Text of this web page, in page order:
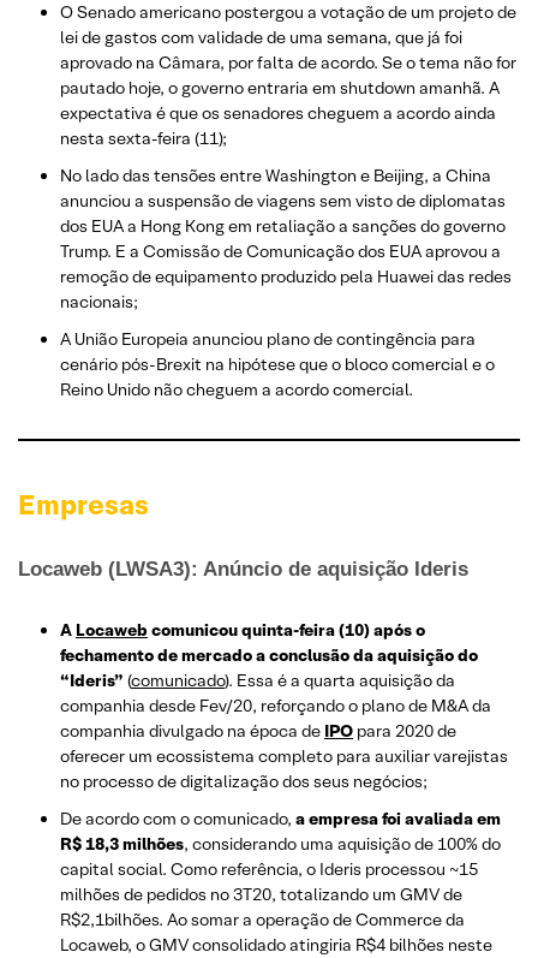
O Senado americano postergou a votação de um projeto de
lei de gastos com validade de uma semana, que já foi
aprovado na Câmara, por falta de acordo. Se o tema não for
pautado hoje, o governo entraria em shutdown amanhã. A
expectativa é que os senadores cheguem a acordo ainda
nesta sexta-feira (11);
No lado das tensões entre Washington e Beijing, a China
anunciou a suspensão de viagens sem visto de diplomatas
dos EUA a Hong Kong em retaliação a sanções do governo
Trump. E a Comissão de Comunicação dos EUA aprovou a
remoção de equipamento produzido pela Huawei das redes
nacionais;
A União Europeia anunciou plano de contingência para
cenário pós-Brexit na hipótese que o bloco comercial e o
Reino Unido não cheguem a acordo comercial.
Empresas
Locaweb (LWSA3): Anúncio de aquisição Ideris
A Locaweb comunicou quinta-feira (10) após o
fechamento de mercado a conclusão da aquisição do
“Ideris” (comunicado). Essa é a quarta aquisição da
companhia desde Fev/20, reforçando o plano de M&A da
companhia divulgado na época de IPO para 2020 de
oferecer um ecossistema completo para auxiliar varejistas
no processo de digitalização dos seus negócios;
De acordo com o comunicado, a empresa foi avaliada em
R$ 18,3 milhões, considerando uma aquisição de 100% do
capital social. Como referência, o Ideris processou ~15
milhões de pedidos no 3T20, totalizando um GMV de
R$2,1bilhões. Ao somar a operação de Commerce da
Locaweb, o GMV consolidado atingiria R$4 bilhões neste